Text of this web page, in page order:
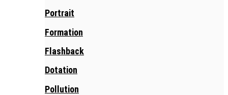
Portrait
Formation
Flashback
Dotation
Pollution